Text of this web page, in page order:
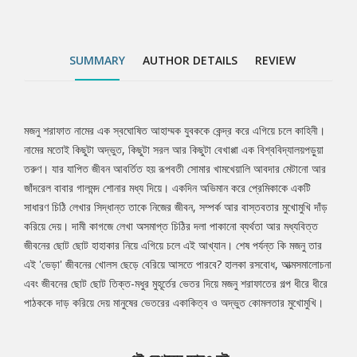
SUMMARY AUTHOR DETAILS REVIEW
Tab
Article
মজনু শরাফাত নামের এক স্বঘোষিত আহাম্মক যুবককে কেন্দ্র করে এগিয়ে চলে কাহিনী।
নামের মতোই কিছুটা অদ্ভুত, কিছুটা সরল আর কিছুটা বেখাপ্পা এক বিশ্ববিদ্যালয়পড়ুয়া
তরুণ। যার যাপিত জীবন আবর্তিত হয় রূপবতী সোমার খামখেয়ালি আবদার মেটানো আর
জাঁদরেল বাবার গালমন্দ শোনার মধ্য দিয়ে। একদিন অভিমান করে প্রেমিকাকে একটি
সাধারণ চিঠি লেখার সিদ্ধান্ত তাকে নিজের জীবন, সম্পর্ক আর বাস্তবতার মুখোমুখি দাঁড়
করিয়ে দেয়। দামী কাগজে লেখা অসমাপ্ত চিঠির দলা পাকানো ব্যর্থতা আর মধ্যবিত্ত
জীবনের ছোট ছোট হাহাকার নিয়ে এগিয়ে চলে এই আখ্যান। শেষ পর্যন্ত কি মজনু তার
এই 'ভেড়া' জীবনের খোলস ছেড়ে বেরিয়ে আসতে পারবে? হালকা রসবোধ, আত্মসমালোচনা
এবং জীবনের ছোট ছোট তিক্ত-মধুর মুহূর্তের ভেতর দিয়ে মজনু শরাফাতের গল্প ধীরে ধীরে
পাঠককে দাড় করিয়ে দেয় মানুষের ভেতরের একাকিত্ব ও অদ্ভুত কোমলতার মুখোমুখি।